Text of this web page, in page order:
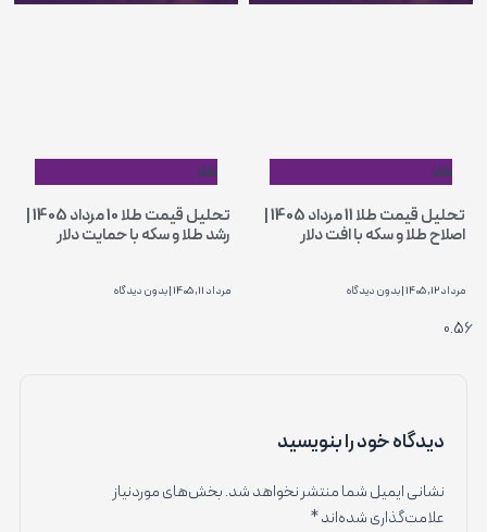
طلا
تحلیل قیمت طلا 11 مرداد 1405 |
اصلاح طلا و سکه با افت دلار
مرداد 12, 1405 بدون دیدگاه
طلا
تحلیل قیمت طلا 10 مرداد 1405 |
رشد طلا و سکه با حمایت دلار
مرداد 11, 1405 بدون دیدگاه
دیدگاه‌ خود را بنویسید
نشانی ایمیل شما منتشر نخواهد شد.بخش‌های موردنیاز
علامت‌گذاری شده‌اند*